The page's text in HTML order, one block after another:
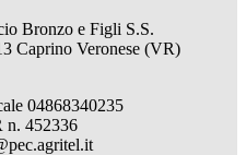
Bronzo e Figli S.S.
Caprino Veronese (VR)
04868340235
n. 452336